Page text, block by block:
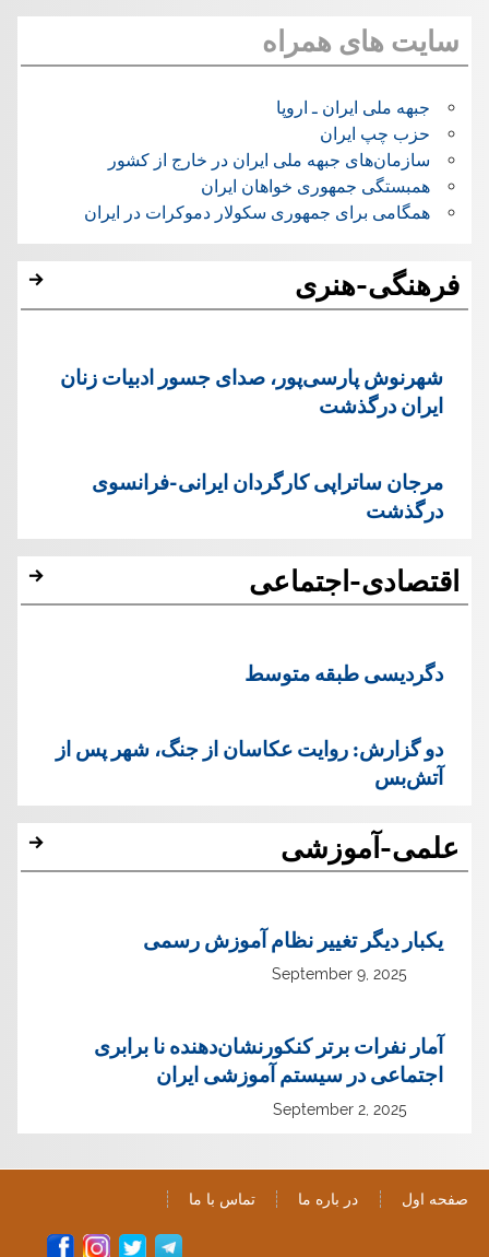
سایت های همراه
جبهه ملی ایران ـ اروپا
حزب چپ ایران
سازمان‌های جبهه ملی ایران در خارج از کشور
همبستگی جمهوری خواهان ایران
همگامی برای جمهوری سکولار دموکرات در ایران
فرهنگی-هنری
شهرنوش پارسی‌پور، صدای جسور ادبیات زنان
ایران درگذشت
مرجان ساتراپی کارگردان ایرانی-فرانسوی
درگذشت
اقتصادی-اجتماعی
دگردیسی طبقه متوسط
دو گزارش: روایت عکاسان از جنگ، شهر پس از
آتش‌بس
علمی-آموزشی
یک‏بار دیگر تغییر نظام آموزش رسمی
September 9, 2025
آمار نفرات برتر کنکورنشان‌دهنده نا برابری
اجتماعی در سیستم آموزشی ایران
September 2, 2025
صفحه اول در باره ما تماس با ما